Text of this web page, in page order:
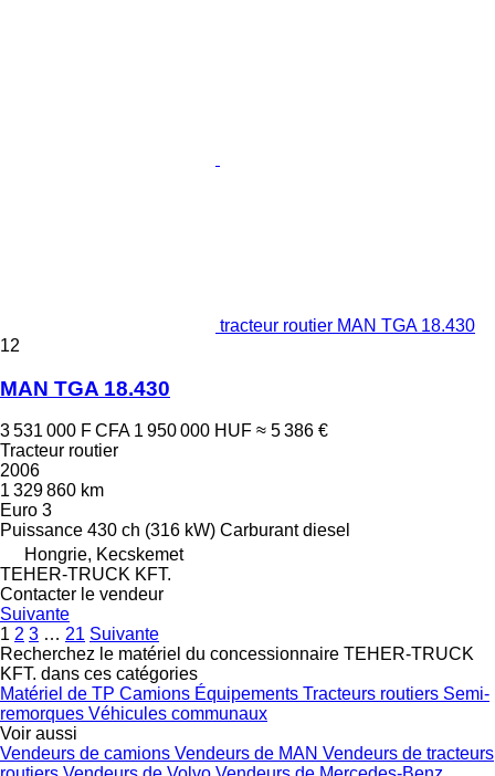
tracteur routier MAN TGA 18.430
12
MAN TGA 18.430
3 531 000 F CFA 1 950 000 HUF ≈ 5 386 €
Tracteur routier
2006
1 329 860 km
Euro 3
Puissance 430 ch (316 kW) Carburant diesel
Hongrie, Kecskemet
TEHER-TRUCK KFT.
Contacter le vendeur
Suivante
1 2 3 … 21 Suivante
Recherchez le matériel du concessionnaire TEHER-TRUCK
KFT. dans ces catégories
Matériel de TP Camions Équipements Tracteurs routiers Semi-
remorques Véhicules communaux
Voir aussi
Vendeurs de camions Vendeurs de MAN Vendeurs de tracteurs